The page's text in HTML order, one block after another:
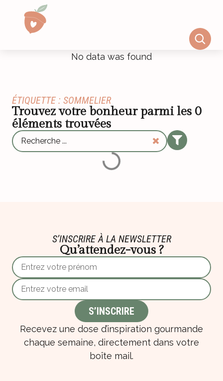
No data was found
ÉTIQUETTE : SOMMELIER
Trouvez votre bonheur parmi les 0
éléments trouvées
S’INSCRIRE À LA NEWSLETTER
Qu’attendez-vous ?
Recevez une dose d’inspiration gourmande
chaque semaine, directement dans votre
boîte mail.